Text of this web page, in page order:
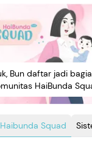
Haibunda Squad
Bun daftar jadi
HaiBunda